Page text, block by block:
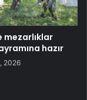
mezarlıklar
hazır
2026